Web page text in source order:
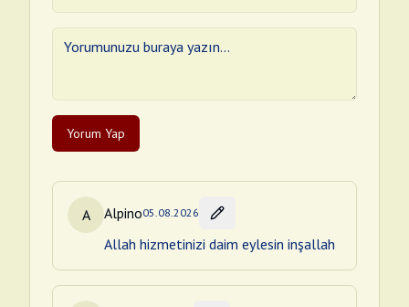
Yorum Yap
A Alpino05.08.2026
Allah hizmetinizi daim eylesin inşallah